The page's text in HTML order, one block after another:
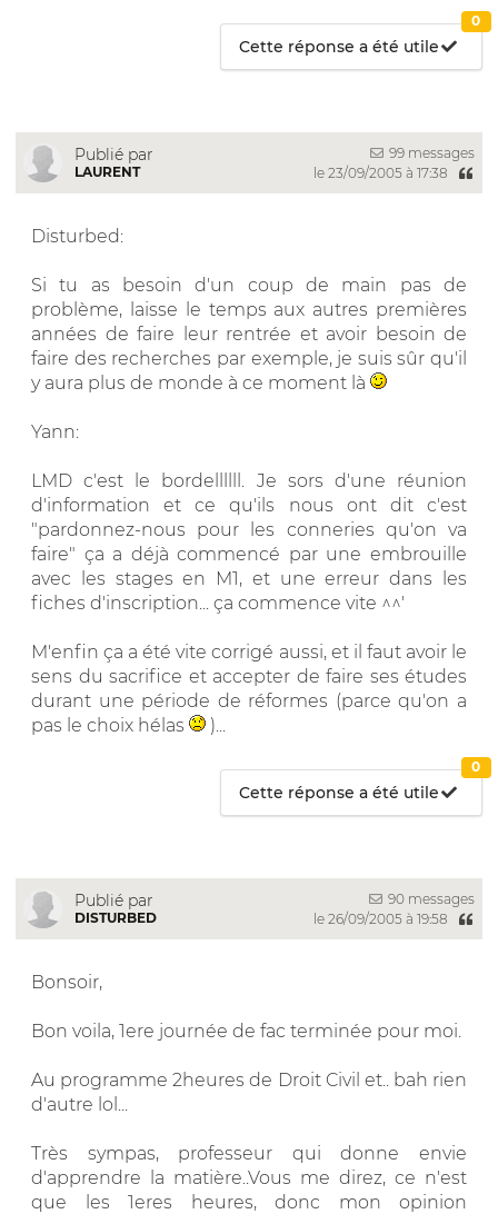
Cette réponse a été utile
0
Publié par
LAURENT
99 messages
le 23/09/2005 à 17:38
Disturbed:
Si tu as besoin d'un coup de main pas de
problème, laisse le temps aux autres premières
années de faire leur rentrée et avoir besoin de
faire des recherches par exemple, je suis sûr qu'il
y aura plus de monde à ce moment là
Yann:
LMD c'est le bordellllll. Je sors d'une réunion
d'information et ce qu'ils nous ont dit c'est
"pardonnez-nous pour les conneries qu'on va
faire" ça a déjà commencé par une embrouille
avec les stages en M1, et une erreur dans les
fiches d'inscription... ça commence vite ^^'
M'enfin ça a été vite corrigé aussi, et il faut avoir le
sens du sacrifice et accepter de faire ses études
durant une période de réformes (parce qu'on a
pas le choix hélas
)...
Cette réponse a été utile
0
Publié par
DISTURBED
90 messages
le 26/09/2005 à 19:58
Bonsoir,
Bon voila, 1ere journée de fac terminée pour moi.
Au programme 2heures de Droit Civil et.. bah rien
d'autre lol...
Très sympas, professeur qui donne envie
d'apprendre la matière..Vous me direz, ce n'est
que les 1eres heures, donc mon opinion